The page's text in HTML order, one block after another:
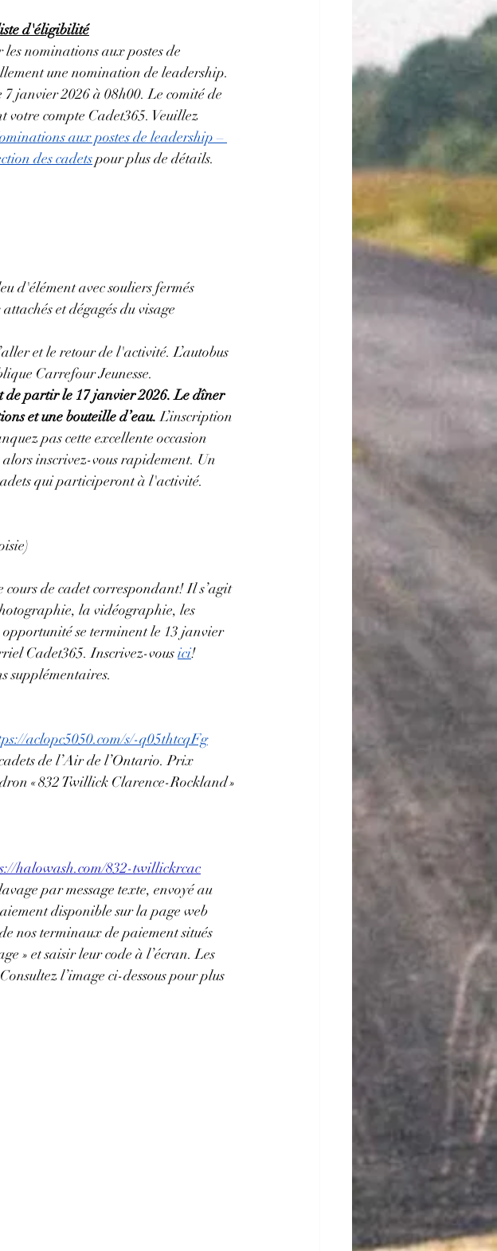
d'éligibilité
nominations aux postes de
une nomination de leadership.
janvier 2026 à 08h00. Le comité de
votre compte Cadet365. Veuillez
aux postes de leadership –
des cadetspour plus de détails.
d'élément avec souliers fermés
et dégagés du visage
et le retour de l'activité. L’autobus
Carrefour Jeunesse.
de partir le 17 janvier 2026. Le dîner
et une bouteille d’eau. L’inscription
pas cette excellente occasion
alors inscrivez-vous rapidement. Un
qui participeront à l'activité.
de cadet correspondant! Il s’agit
la vidéographie, les
se terminent le 13 janvier
Cadet365. Inscrivez-vousici!
supplémentaires.
aclopc5050.com/s/-q05thtcqFg
de l’Air de l’Ontario. Prix
« 832 Twillick Clarence-Rockland »
halowash.com/832-twillickrcac
par message texte, envoyé au
disponible sur la page web
nos terminaux de paiement situés
» et saisir leur code à l’écran. Les
l’image ci-dessous pour plus